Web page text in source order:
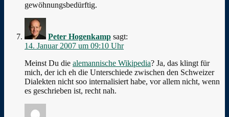
gewöhnungsbedürftig.
Peter Hogenkamp sagt:
14. Januar 2007 um 09:10 Uhr
Meinst Du die alemannische Wikipedia? Ja, das klingt für
mich, der ich eh die Unterschiede zwischen den Schweizer
Dialekten nicht soo internalisiert habe, vor allem nicht, wenn
es geschrieben ist, recht nah.